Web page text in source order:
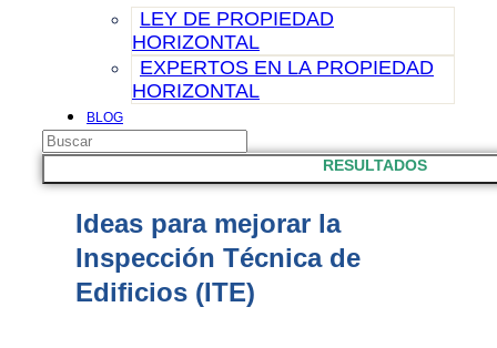
LEY DE PROPIEDAD
HORIZONTAL
EXPERTOS EN LA PROPIEDAD
HORIZONTAL
BLOG
CONTACTO
Search
...
RESULTADOS
Ideas para mejorar la
Inspección Técnica de
Edificios (ITE)